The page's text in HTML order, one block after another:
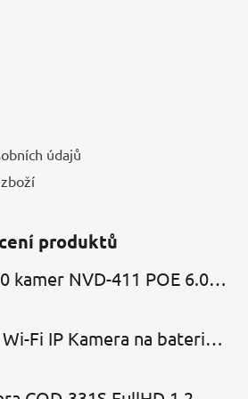
údajů
produktů
8.0MP (4K) pro 10 kamer NVD-411 POE 6.0 Cloud
5 z 5 hvězdiček.
2MP Bezdrátová Wi-Fi IP Kamera na baterie MBC-Cubic s mikrofonem, reproduktorem a slotem microSD
2 z 5 hvězdiček.